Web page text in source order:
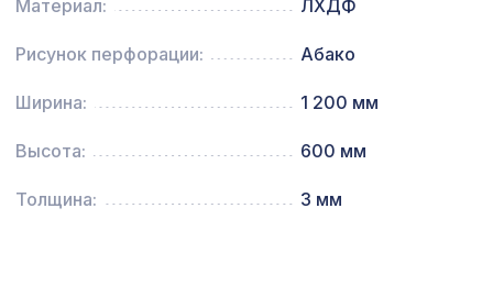
Материал: ЛХДФ
Рисунок перфорации: Абако
Ширина: 1 200 мм
Высота: 600 мм
Толщина: 3 мм